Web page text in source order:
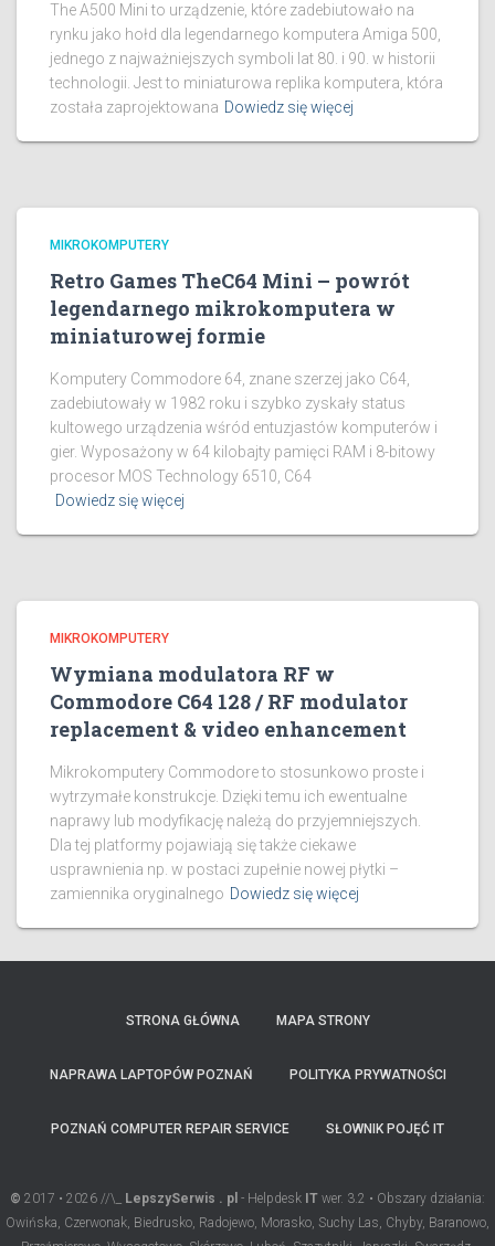
The A500 Mini to urządzenie, które zadebiutowało na
rynku jako hołd dla legendarnego komputera Amiga 500,
jednego z najważniejszych symboli lat 80. i 90. w historii
technologii. Jest to miniaturowa replika komputera, która
została zaprojektowana Dowiedz się więcej
MIKROKOMPUTERY
Retro Games TheC64 Mini – powrót
legendarnego mikrokomputera w
miniaturowej formie
Komputery Commodore 64, znane szerzej jako C64,
zadebiutowały w 1982 roku i szybko zyskały status
kultowego urządzenia wśród entuzjastów komputerów i
gier. Wyposażony w 64 kilobajty pamięci RAM i 8-bitowy
procesor MOS Technology 6510, C64
Dowiedz się więcej
MIKROKOMPUTERY
Wymiana modulatora RF w
Commodore C64 128 / RF modulator
replacement & video enhancement
Mikrokomputery Commodore to stosunkowo proste i
wytrzymałe konstrukcje. Dzięki temu ich ewentualne
naprawy lub modyfikację należą do przyjemniejszych.
Dla tej platformy pojawiają się także ciekawe
usprawnienia np. w postaci zupełnie nowej płytki –
zamiennika oryginalnego Dowiedz się więcej
STRONA GŁÓWNA MAPA STRONY
NAPRAWA LAPTOPÓW POZNAŃ POLITYKA PRYWATNOŚCI
POZNAŃ COMPUTER REPAIR SERVICE SŁOWNIK POJĘĆ IT
© 2017 • 2026 //\_ LepszySerwis . pl - Helpdesk IT wer. 3.2 • Obszary działania:
Owińska, Czerwonak, Biedrusko, Radojewo, Morasko, Suchy Las, Chyby, Baranowo,